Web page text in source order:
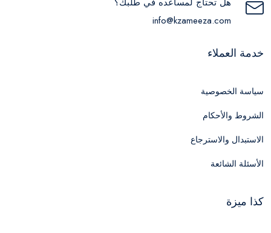
info@kzameeza.com
خدمة العملاء
سياسة الخصوصية
الشروط والأحكام
الاستبدال والاسترجاع
الأسئلة الشائعة
كذا ميزة